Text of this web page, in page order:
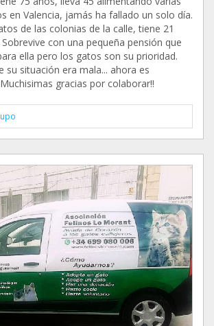
en Valencia, jamás ha fallado un solo día.
de las colonias de la calle, tiene 21
con una pequeña pensión que
ella pero los gatos son su prioridad.
su situación era mala... ahora es
Muchisimas gracias por colaborar!!